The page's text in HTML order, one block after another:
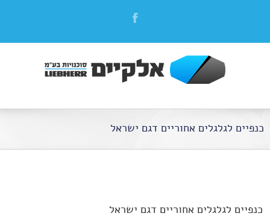
כנפיים לגלגלים אחוריים דגם ישראל
כנפיים לגלגלים אחוריים דגם ישראל